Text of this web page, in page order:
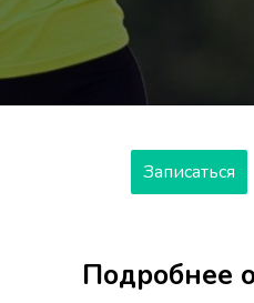
Записаться
Подробнее